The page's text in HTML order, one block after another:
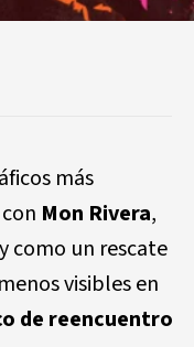
más
Mon Rivera,
como un rescate
visibles en
de reencuentro